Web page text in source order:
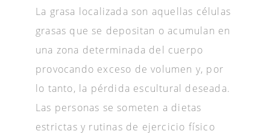
La grasa localizada son aquellas células
grasas que se depositan o acumulan en
una zona determinada del cuerpo
provocando exceso de volumen y, por
lo tanto, la pérdida escultural deseada.
Las personas se someten a dietas
estrictas y rutinas de ejercicio físico